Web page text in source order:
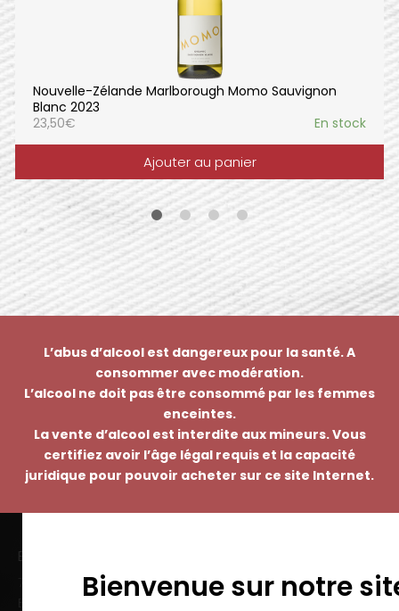
Nouvelle-Zélande Marlborough Momo Sauvignon
Blanc 2023
23,50€ En stock
Ajouter au panier
L’abus d’alcool est dangereux pour la santé. A
consommer avec modération.
L’alcool ne doit pas être consommé par les femmes
enceintes.
La vente d’alcool est interdite aux mineurs. Vous
certifiez avoir l’âge légal requis et la capacité
juridique pour pouvoir acheter sur ce site Internet.
Bienvenue sur notre
EMMANUEL NASTI
7 avenue Pierre Pflimlin – ZAC Espale